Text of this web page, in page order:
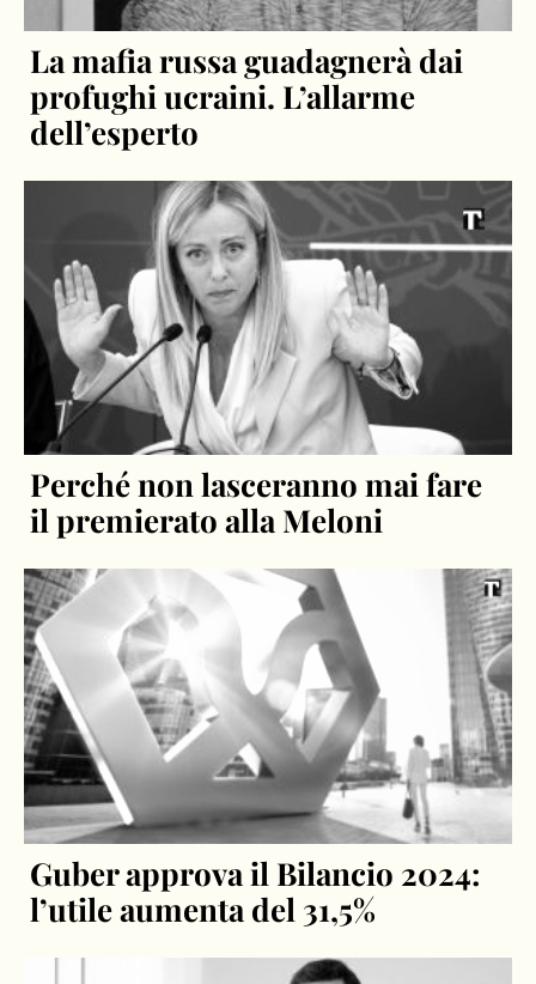
La mafia russa guadagnerà dai
profughi ucraini. L’allarme
dell’esperto
Perché non lasceranno mai fare
il premierato alla Meloni
Guber approva il Bilancio 2024:
l’utile aumenta del 31,5%